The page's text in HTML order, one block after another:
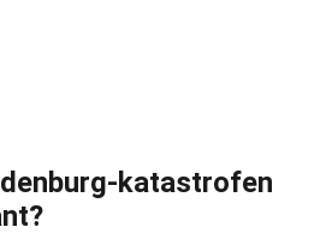
katastrofen